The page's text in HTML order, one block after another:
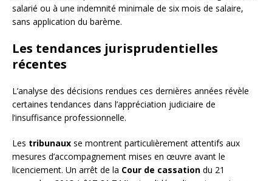
salarié ou à une indemnité minimale de six mois de salaire,
sans application du barème.
Les tendances jurisprudentielles
récentes
L’analyse des décisions rendues ces dernières années révèle
certaines tendances dans l’appréciation judiciaire de
l’insuffisance professionnelle.
Les tribunaux se montrent particulièrement attentifs aux
mesures d’accompagnement mises en œuvre avant le
licenciement. Un arrêt de la Cour de cassation du 21